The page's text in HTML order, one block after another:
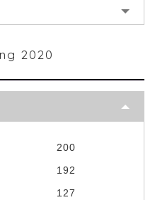
2020
200
192
127